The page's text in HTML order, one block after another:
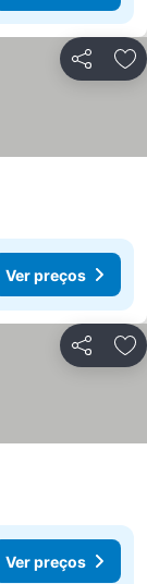
Partilhar
Ver preços
Partilhar
Ver preços